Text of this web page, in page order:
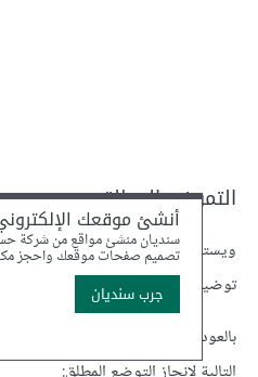
التموضع المطلق
ويستخدم لإخراج العنصر كليًا من مجرى
توضيعه بإزاحته مقدارًا محددًا عن
بالعودة إلى مثالنا السابق (دون